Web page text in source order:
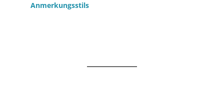
Anmerkungsstils